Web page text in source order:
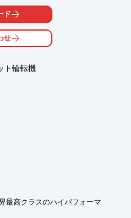
ＵＶ硬化装置に対応していま
（メーカー保証７００時間＊
範囲を超える使用条件か環境
お気軽にお問い合わせ下さ
ド
せ
ト輪転機
最高クラスのハイパフォーマ